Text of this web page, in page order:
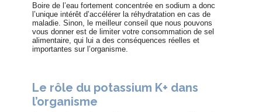
Boire de l’eau fortement concentrée en sodium a donc
l’unique intérêt d’accélérer la réhydratation en cas de
maladie. Sinon, le meilleur conseil que nous pouvons
vous donner est de limiter votre consommation de sel
alimentaire, qui lui a des conséquences réelles et
importantes sur l’organisme.
Le rôle du potassium K+ dans
l’organisme